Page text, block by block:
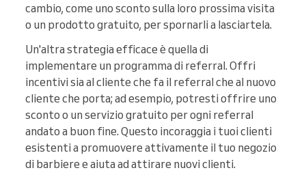
cambio, come uno sconto sulla loro prossima visita
o un prodotto gratuito, per spornarli a lasciartela.
Un'altra strategia efficace è quella di
implementare un programma di referral. Offri
incentivi sia al cliente che fa il referral che al nuovo
cliente che porta; ad esempio, potresti offrire uno
sconto o un servizio gratuito per ogni referral
andato a buon fine. Questo incoraggia i tuoi clienti
esistenti a promuovere attivamente il tuo negozio
di barbiere e aiuta ad attirare nuovi clienti.